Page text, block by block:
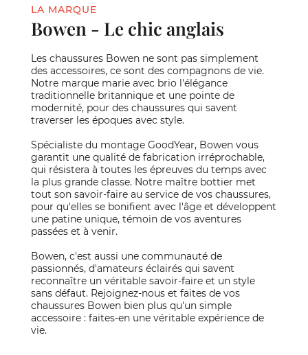
LA MARQUE
Bowen - Le chic anglais
Les chaussures Bowen ne sont pas simplement
des accessoires, ce sont des compagnons de vie.
Notre marque marie avec brio l'élégance
traditionnelle britannique et une pointe de
modernité, pour des chaussures qui savent
traverser les époques avec style.
Spécialiste du montage GoodYear, Bowen vous
garantit une qualité de fabrication irréprochable,
qui résistera à toutes les épreuves du temps avec
la plus grande classe. Notre maître bottier met
tout son savoir-faire au service de vos chaussures,
pour qu'elles se bonifient avec l'âge et développent
une patine unique, témoin de vos aventures
passées et à venir.
Bowen, c'est aussi une communauté de
passionnés, d'amateurs éclairés qui savent
reconnaître un véritable savoir-faire et un style
sans défaut. Rejoignez-nous et faites de vos
chaussures Bowen bien plus qu'un simple
accessoire : faites-en une véritable expérience de
vie.